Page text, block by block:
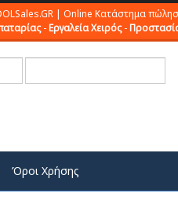
| Online Κατάστημα
-Εργαλεία Χειρός-
Όροι Χρήσης